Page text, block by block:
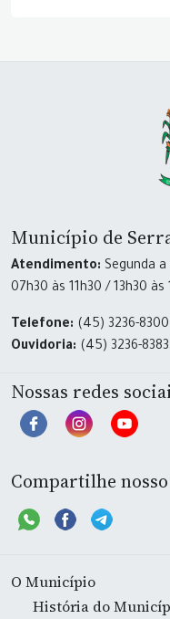
Município de
Atendimento: Segunda
07h30 às 11h30 / 13h30 às
Telefone: (45) 3236-8300
Ouvidoria: (45) 3236-8383
Nossas redes
Compartilhe
O Município
História do